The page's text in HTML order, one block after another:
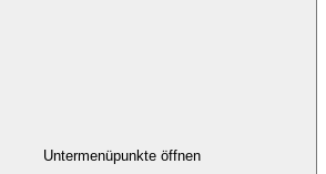
Untermenüpunkte öffnen